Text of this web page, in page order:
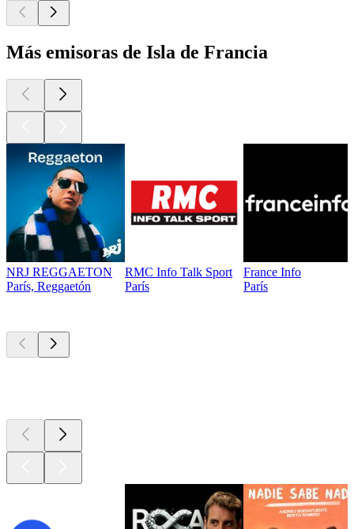
Más emisoras de Isla de Francia
NRJ REGGAETON
París, Reggaetón
RMC Info Talk Sport
París
France Info
París